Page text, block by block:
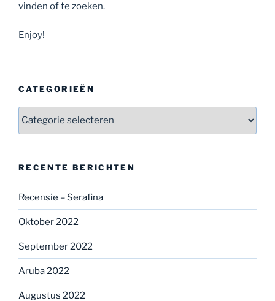
vinden of te zoeken.
Enjoy!
CATEGORIEËN
RECENTE BERICHTEN
Recensie – Serafina
Oktober 2022
September 2022
Aruba 2022
Augustus 2022